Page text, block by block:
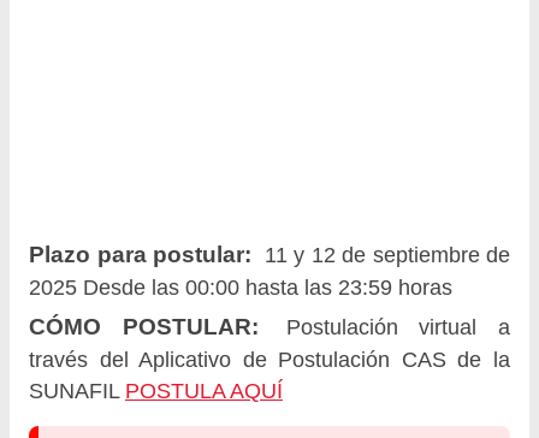
Plazo para postular:
11 y 12 de septiembre de
2025 Desde las 00:00 hasta las 23:59 horas
CÓMO POSTULAR:
Postulación virtual a
través del Aplicativo de Postulación CAS de la
SUNAFIL POSTULA AQUÍ